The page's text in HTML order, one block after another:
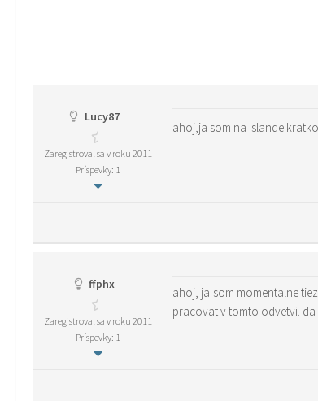
Lucy87
Zaregistroval sa v roku 2011
Príspevky: 1
ahoj,ja som na Islande
ffphx
Zaregistroval sa v roku 2011
Príspevky: 1
ahoj, ja som momentalne tiez na islade, chodievam sem na sluzobky. moja praca je istym sposobom spojena so spracovanim ryb. z toho co som videl, nikomu neodporucam
pracovat v tomto odvetvi. da